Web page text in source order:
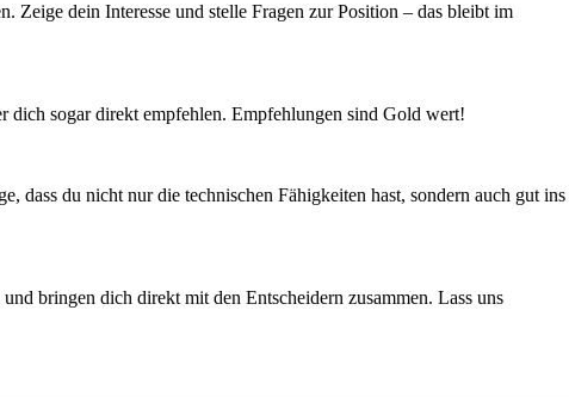
dein Interesse und stelle Fragen zur Position – das bleibt im
dich sogar direkt empfehlen. Empfehlungen sind Gold wert!
dass du nicht nur die technischen Fähigkeiten hast, sondern auch gut ins
bringen dich direkt mit den Entscheidern zusammen. Lass uns